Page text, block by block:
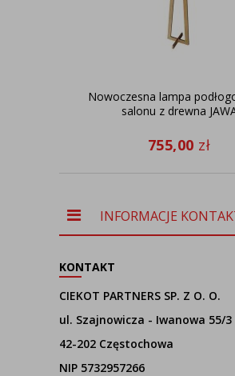
Nowoczesna lampa
salonu z drewna
755,00 zł
INFORMACJE
KONTAKT
CIEKOT PARTNERS SP. Z O. O.
ul. Szajnowicza - Iwanowa 55/3
42-202 Częstochowa
NIP 5732957266